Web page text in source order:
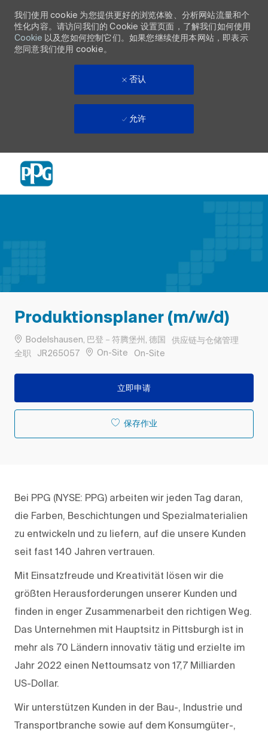
我们使用 cookie 为您提供更好的浏览体验、分析网站流量和个
性化内容。请访问我们的 Cookie 设置页面，了解我们如何使用
Cookie 以及您如何控制它们。如果您继续使用本网站，即表示
您同意我们使用 cookie。
否认
允许
Produktionsplaner (m/w/d)
位置Bodelshausen, 巴登－符腾堡州, 德国 类别
供应链与仓储管理
工作类型
全职 作业 ID
JR265057 On-Site Remote
On-Site
立即申请
保存作业
Bei PPG (NYSE: PPG) arbeiten wir jeden Tag daran,
die Farben, Beschichtungen und Spezialmaterialien
zu entwickeln und zu liefern, auf die unsere Kunden
seit fast 140 Jahren vertrauen.
Mit Einsatzfreude und Kreativität lösen wir die
größten Herausforderungen unserer Kunden und
finden in enger Zusammenarbeit den richtigen Weg.
Das Unternehmen mit Hauptsitz in Pittsburgh ist in
mehr als 70 Ländern innovativ tätig und erzielte im
Jahr 2022 einen Nettoumsatz von 17,7 Milliarden
US-Dollar.
Wir unterstützen Kunden in der Bau-, Industrie und
Transportbranche sowie auf dem Konsumgüter-,